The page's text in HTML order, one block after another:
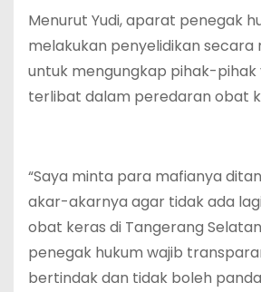
Menurut Yudi, aparat penegak
melakukan penyelidikan secara
untuk mengungkap pihak-pihak
terlibat dalam peredaran obat
“Saya minta para mafianya
akar-akarnya agar tidak ada
obat keras di Tangerang
penegak hukum wajib
bertindak dan tidak boleh